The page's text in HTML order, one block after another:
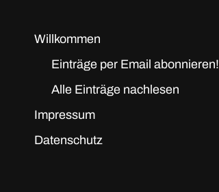
Willkommen
Einträge per Email abonnieren!
Alle Einträge nachlesen
Impressum
Datenschutz